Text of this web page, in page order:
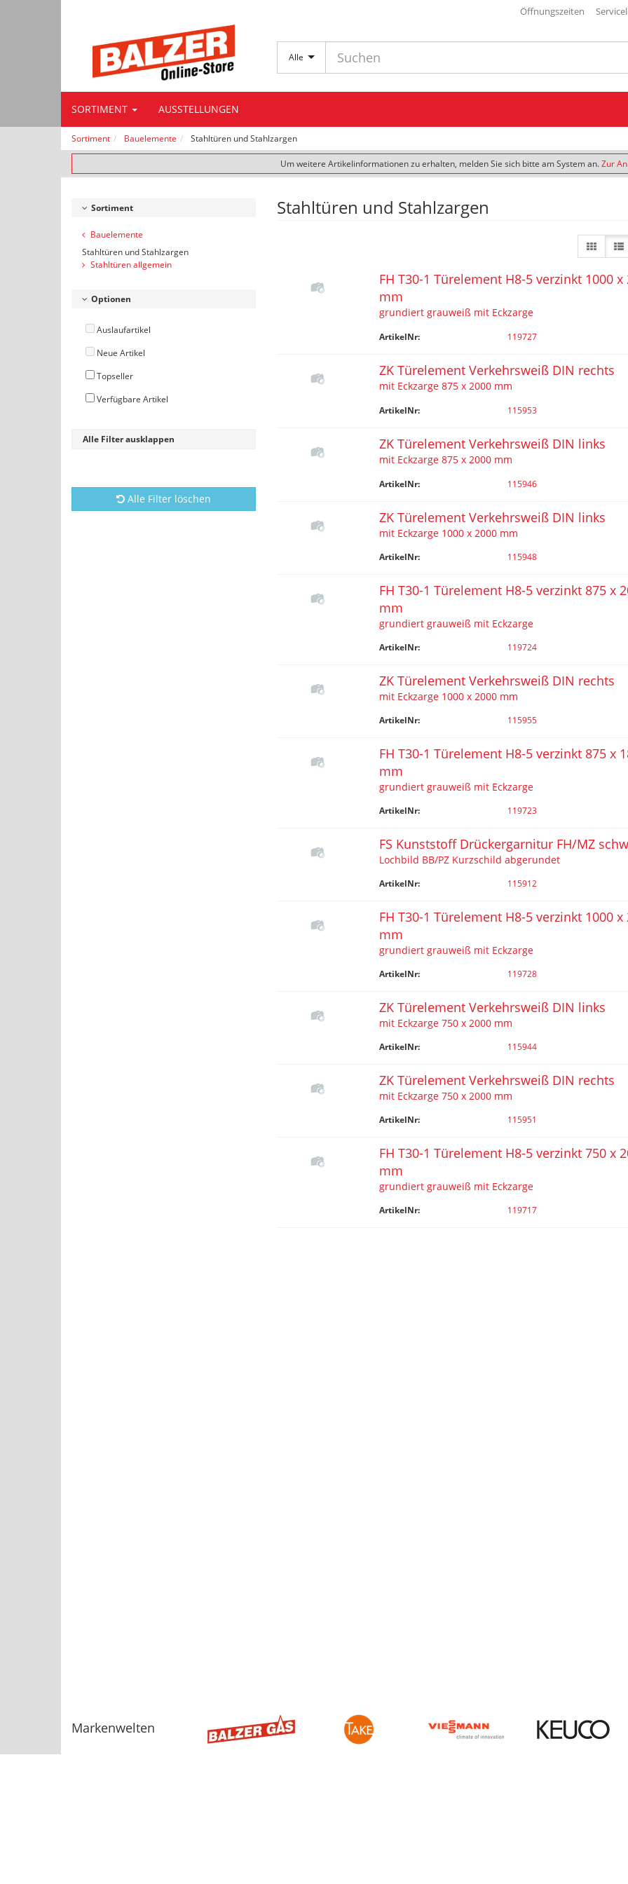
Öffnungszeiten
Alle
SORTIMENT AUSSTELLUNGEN
Sortiment Bauelemente Stahltüren und Stahlzargen
Um weitere Artikelinformationen zu erhalten, melden Sie sich bitte am System an.Zur
Sortiment
Bauelemente
Stahltüren und Stahlzargen
Stahltüren allgemein
Optionen
Auslaufartikel
Neue Artikel
Topseller
Verfügbare Artikel
Alle Filter ausklappen
Alle Filter löschen
Stahltüren und Stahlzargen
FH T30-1 Türelement H8-5 verzinkt 1000 x
mm
grundiert grauweiß mit Eckzarge
ArtikelNr: 119727
ZK Türelement Verkehrsweiß DIN rechts
mit Eckzarge 875 x 2000 mm
ArtikelNr: 115953
ZK Türelement Verkehrsweiß DIN links
mit Eckzarge 875 x 2000 mm
ArtikelNr: 115946
ZK Türelement Verkehrsweiß DIN links
mit Eckzarge 1000 x 2000 mm
ArtikelNr: 115948
FH T30-1 Türelement H8-5 verzinkt 875 x
mm
grundiert grauweiß mit Eckzarge
ArtikelNr: 119724
ZK Türelement Verkehrsweiß DIN rechts
mit Eckzarge 1000 x 2000 mm
ArtikelNr: 115955
FH T30-1 Türelement H8-5 verzinkt 875 x
mm
grundiert grauweiß mit Eckzarge
ArtikelNr: 119723
FS Kunststoff Drückergarnitur FH/MZ
Lochbild BB/PZ Kurzschild abgerundet
ArtikelNr: 115912
FH T30-1 Türelement H8-5 verzinkt 1000 x
mm
grundiert grauweiß mit Eckzarge
ArtikelNr: 119728
ZK Türelement Verkehrsweiß DIN links
mit Eckzarge 750 x 2000 mm
ArtikelNr: 115944
ZK Türelement Verkehrsweiß DIN rechts
mit Eckzarge 750 x 2000 mm
ArtikelNr: 115951
FH T30-1 Türelement H8-5 verzinkt 750 x
mm
grundiert grauweiß mit Eckzarge
ArtikelNr: 119717
Markenwelten